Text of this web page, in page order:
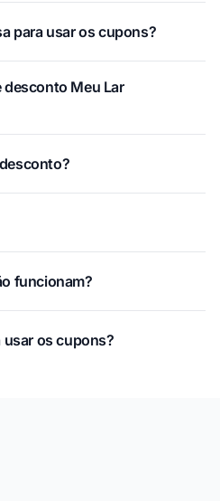
para usar os cupons?
Meu Lar
funcionam?
usar os cupons?